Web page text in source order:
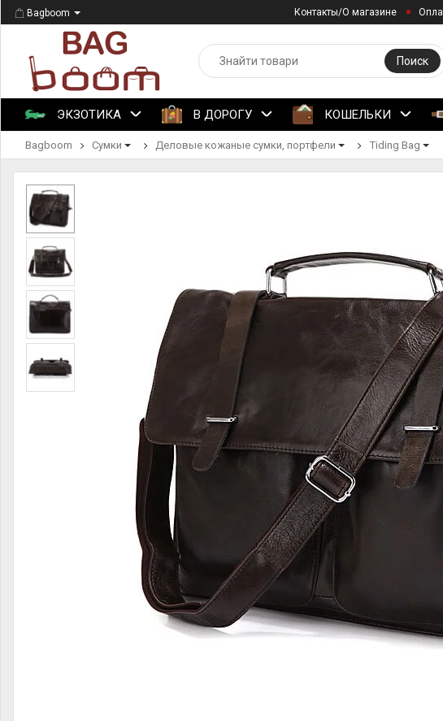
Bagboom Контакты/О магазине
Поиск
ЭКЗОТИКА В ДОРОГУ КОШЕЛЬКИ
Bagboom Сумки Деловые кожаные сумки, портфели Tiding Bag